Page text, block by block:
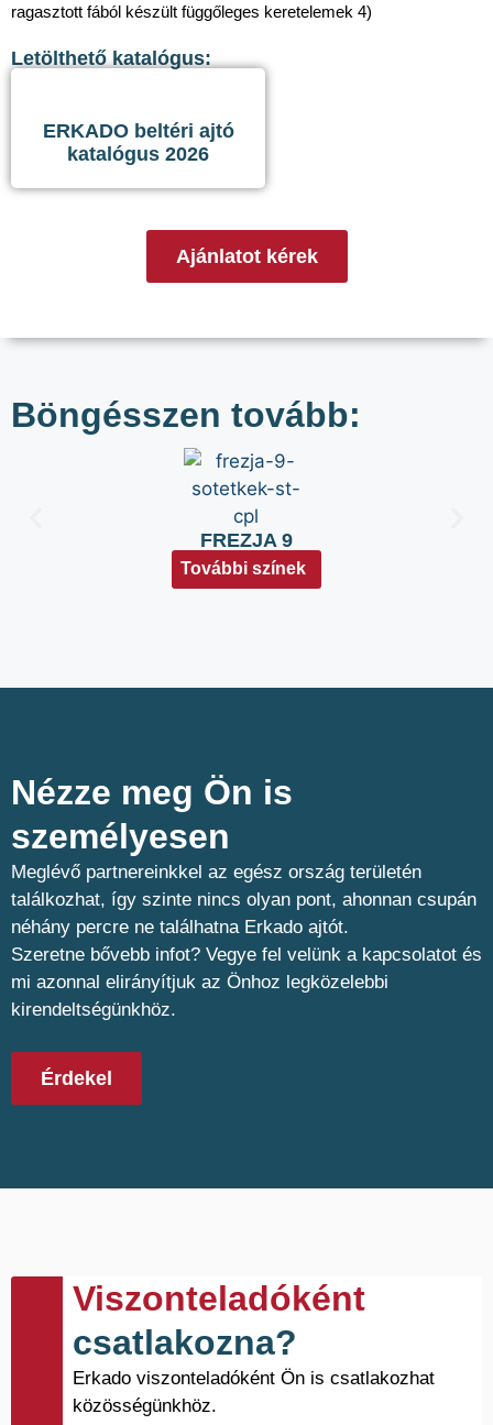
ragasztott fából készült függőleges keretelemek 4)
Letölthető katalógus:
ERKADO beltéri ajtó
katalógus 2026
Ajánlatot kérek
Böngésszen tovább:
FREZJA 9
További színek
Nézze meg Ön is
személyesen​
Meglévő partnereinkkel az egész ország területén
találkozhat, így szinte nincs olyan pont, ahonnan csupán
néhány percre ne találhatna Erkado ajtót.
Szeretne bővebb infot? Vegye fel velünk a kapcsolatot és
mi azonnal elirányítjuk az Önhoz legközelebbi
kirendeltségünkhöz.
Érdekel
Viszonteladóként
csatlakozna?
Erkado viszonteladóként Ön is csatlakozhat
közösségünkhöz.